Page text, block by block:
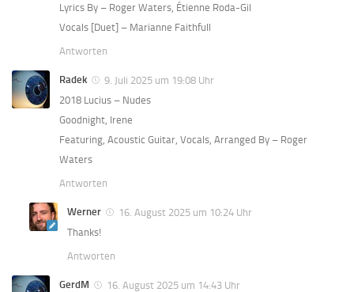
Lyrics By – Roger Waters, Étienne Roda-Gil
Vocals [Duet] – Marianne Faithfull
Antworten
Radek
9. Juli 2025 um 19:08 Uhr
2018 Lucius – Nudes
Goodnight, Irene
Featuring, Acoustic Guitar, Vocals, Arranged By – Roger
Waters
Antworten
Werner
16. August 2025 um 10:24 Uhr
Thanks!
Antworten
GerdM
16. August 2025 um 14:43 Uhr